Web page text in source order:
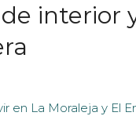
interior
en La Moraleja y El